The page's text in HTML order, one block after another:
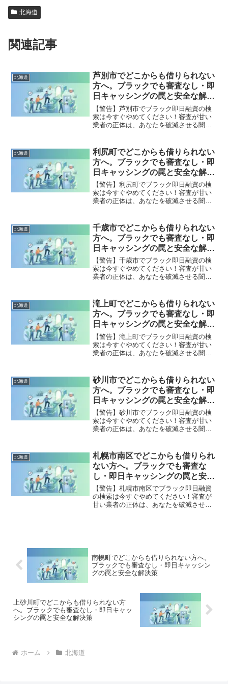
北海道
関連記事
北海道
芦別市でどこからも借りられない
方へ。ブラックでも審査なし・即
日キャッシングの罠と安全な解決
策
【警告】芦別市でブラック即日融資の検
索は今すぐやめてください！審査が甘い
業者の正体は、あなたを破滅させる闇金
市で違法業者を避け、借金地獄から抜け
出した方々の実体験と確実な解決策を完
全公開。
北海道
利尻町でどこからも借りられない
方へ。ブラックでも審査なし・即
日キャッシングの罠と安全な解決
策
【警告】利尻町でブラック即日融資の検
索は今すぐやめてください！審査が甘い
業者の正体は、あなたを破滅させる闇金
町で違法業者を避け、借金地獄から抜け
出した方々の実体験と確実な解決策を完
全公開。
北海道
千歳市でどこからも借りられない
方へ。ブラックでも審査なし・即
日キャッシングの罠と安全な解決
策
【警告】千歳市でブラック即日融資の検
索は今すぐやめてください！審査が甘い
業者の正体は、あなたを破滅させる闇金
市で違法業者を避け、借金地獄から抜け
出した方々の実体験と確実な解決策を完
全公開。
北海道
滝上町でどこからも借りられない
方へ。ブラックでも審査なし・即
日キャッシングの罠と安全な解決
策
【警告】滝上町でブラック即日融資の検
索は今すぐやめてください！審査が甘い
業者の正体は、あなたを破滅させる闇金
町で違法業者を避け、借金地獄から抜け
出した方々の実体験と確実な解決策を完
全公開。
北海道
砂川市でどこからも借りられない
方へ。ブラックでも審査なし・即
日キャッシングの罠と安全な解決
策
【警告】砂川市でブラック即日融資の検
索は今すぐやめてください！審査が甘い
業者の正体は、あなたを破滅させる闇金
市で違法業者を避け、借金地獄から抜け
出した方々の実体験と確実な解決策を完
全公開。
北海道
札幌市南区でどこからも借りられ
ない方へ。ブラックでも審査な
し・即日キャッシングの罠と安全
な解決策
【警告】札幌市南区でブラック即日融資
の検索は今すぐやめてください！審査が
甘い業者の正体は、あなたを破滅させる
南幌町でどこからも借りられない方へ。
ブラックでも審査なし・即日キャッシン
グの罠と安全な解決策
上砂川町でどこからも借りられない方
へ。ブラックでも審査なし・即日キャッ
シングの罠と安全な解決策
ホーム 北海道